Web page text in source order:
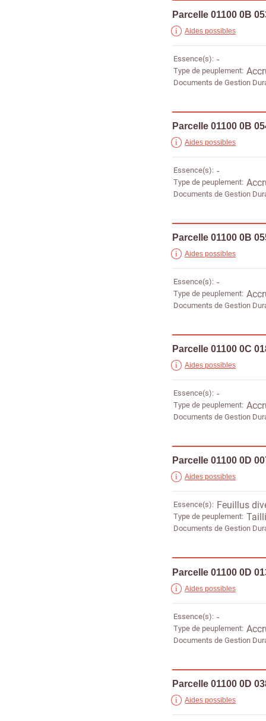
Parcelle 01100 0B
Aides possibles
Essence(s) -
Type de peuplement
Documents de Gestion
Parcelle 01100 0B
Aides possibles
Essence(s) -
Type de peuplement
Documents de Gestion
Parcelle 01100 0B
Aides possibles
Essence(s) -
Type de peuplement
Documents de Gestion
Parcelle 01100 0C
Aides possibles
Essence(s) -
Type de peuplement
Documents de Gestion
Parcelle 01100 0D
Aides possibles
Essence(s) Feuillus
Type de peuplement
Documents de Gestion
Parcelle 01100 0D
Aides possibles
Essence(s) -
Type de peuplement
Documents de Gestion
Parcelle 01100 0D
Aides possibles